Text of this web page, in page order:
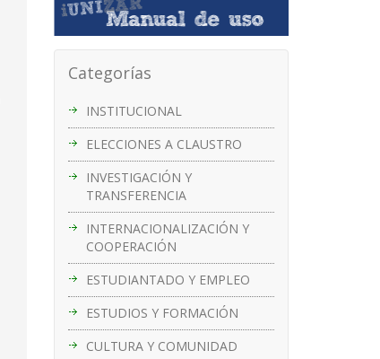
Categorías
INSTITUCIONAL
ELECCIONES A CLAUSTRO
INVESTIGACIÓN Y
TRANSFERENCIA
INTERNACIONALIZACIÓN Y
COOPERACIÓN
ESTUDIANTADO Y EMPLEO
ESTUDIOS Y FORMACIÓN
CULTURA Y COMUNIDAD